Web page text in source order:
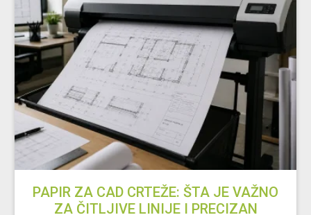
PAPIR ZA CAD CRTEŽE: ŠTA JE VAŽNO
ZA ČITLJIVE LINIJE I PRECIZAN